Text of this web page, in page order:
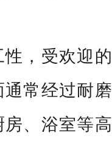
，受欢迎
常经过耐
、浴室等